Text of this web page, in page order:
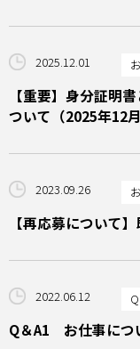
2025.12.01
【重要】身分証明
ついて（2025年12月
2023.09.26
【再応募について
2022.06.12
Q＆A1 お仕事につ